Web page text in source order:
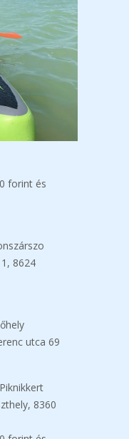
forint és
8624
utca 69
8360